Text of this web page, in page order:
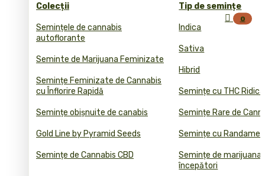
Colecții
Semințele de cannabis
autoflorante
Seminte de Marijuana Feminizate
Semințe Feminizate de Cannabis
cu Înflorire Rapidă
Semințe obișnuite de canabis
Gold Line by Pyramid Seeds
Semințe de Cannabis CBD
Tip de semințe
Indica
Sativa
Hibrid
Semințe cu THC
Semințe Rare de
Semințe cu
Semințe de marijuana
începători
 0